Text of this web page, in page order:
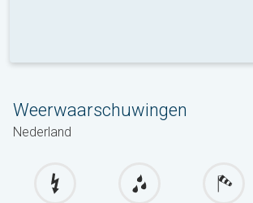
Weerwaarschuwingen
Nederland